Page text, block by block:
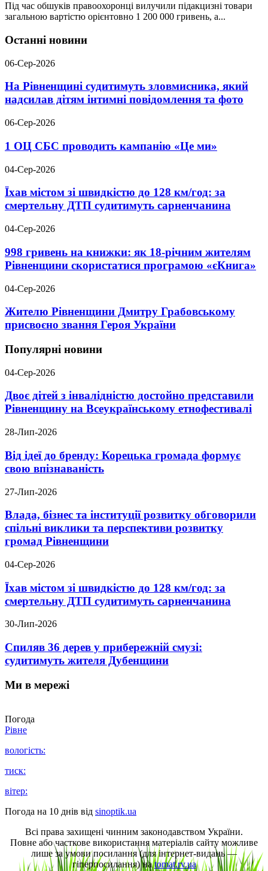
Під час обшуків правоохоронці вилучили підакцизні товари
загальною вартістю орієнтовно 1 200 000 гривень, а...
Останні новини
06-Сер-2026
На Рівненщині судитимуть зловмисника, який
надсилав дітям інтимні повідомлення та фото
06-Сер-2026
1 ОЦ СБС проводить кампанію «Це ми»
04-Сер-2026
Їхав містом зі швидкістю до 128 км/год: за
смертельну ДТП судитимуть сарненчанина
04-Сер-2026
998 гривень на книжки: як 18-річним жителям
Рівненщини скористатися програмою «єКнига»
04-Сер-2026
Жителю Рівненщини Дмитру Грабовському
присвоєно звання Героя України
Популярні новини
04-Сер-2026
Двоє дітей з інвалідністю достойно представили
Рівненщину на Всеукраїнському етнофестивалі
28-Лип-2026
Від ідеї до бренду: Корецька громада формує
свою впізнаваність
27-Лип-2026
Влада, бізнес та інституції розвитку обговорили
спільні виклики та перспективи розвитку
громад Рівненщини
04-Сер-2026
Їхав містом зі швидкістю до 128 км/год: за
смертельну ДТП судитимуть сарненчанина
30-Лип-2026
Спиляв 36 дерев у прибережній смузі:
судитимуть жителя Дубенщини
Ми в мережі
Погода
Рівне
вологість:
тиск:
вітер:
Погода на 10 днів від sinoptik.ua
Всі права захищені чинним законодавством України.
Повне або часткове використання матеріалів сайту можливе
лише за умови посилання (для інтернет-видань —
гіперпосилання) наtomat.rv.ua